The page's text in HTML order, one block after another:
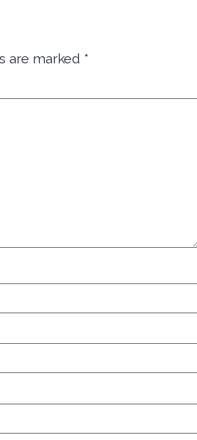
are marked *